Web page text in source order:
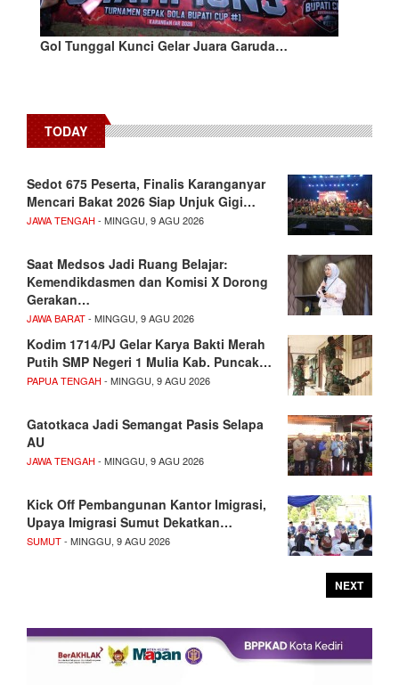
Gol Tunggal Kunci Gelar Juara Garuda…
TODAY
Sedot 675 Peserta, Finalis Karanganyar
Mencari Bakat 2026 Siap Unjuk Gigi…
JAWA TENGAH - MINGGU, 9 AGU 2026
Saat Medsos Jadi Ruang Belajar:
Kemendikdasmen dan Komisi X Dorong
Gerakan…
JAWA BARAT- MINGGU, 9 AGU 2026
Kodim 1714/PJ Gelar Karya Bakti Merah
Putih SMP Negeri 1 Mulia Kab. Puncak…
PAPUA TENGAH - MINGGU, 9 AGU 2026
Gatotkaca Jadi Semangat Pasis Selapa
AU
JAWA TENGAH - MINGGU, 9 AGU 2026
Kick Off Pembangunan Kantor Imigrasi,
Upaya Imigrasi Sumut Dekatkan…
SUMUT- MINGGU, 9 AGU 2026
NEXT